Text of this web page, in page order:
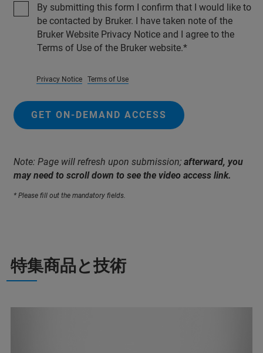
By submitting this form I confirm that I would like to
be contacted by Bruker. I have taken note of the
Bruker Website Privacy Notice and I agree to the
Terms of Use of the Bruker website.
Privacy Notice Terms of Use
GET ON-DEMAND ACCESS
Note: Page will refresh upon submission; afterward, you
may need to scroll down to see the video access link.
* Please fill out the mandatory fields.
特集商品と技術